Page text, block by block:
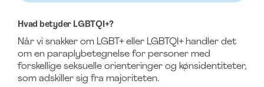
Hvad betyder LGBTQI+?
Når vi snakker om LGBT+ eller LGBTQI+ handler det
om en paraplybetegnelse for personer med
forskellige seksuelle orienteringer og kønsidentiteter,
som adskiller sig fra majoriteten.